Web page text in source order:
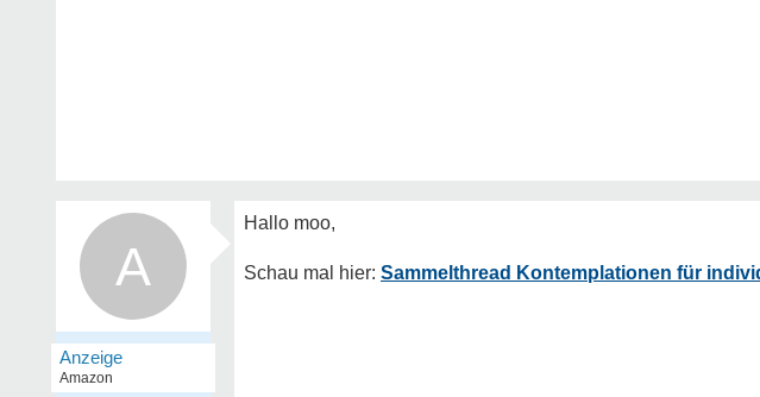
A Sammelthread Kontemplationen für